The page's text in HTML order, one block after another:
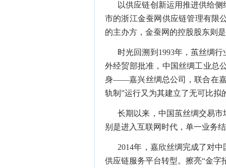
以供应链创新运用推进供给
市的浙江金蚕网供应链管理有限
的主办方，金蚕网的控股股东则
时光回溯到 1993年，茧丝绸行
外经贸部批准，中国丝绸工业总
身——嘉兴丝绸总公司，联合在
轨制 ”运行又为其建立了无可比拟
长期以来，中国茧丝绸交易
别是进入互联网时代，单一业务
2014年，嘉欣丝绸完成了对
供应链服务平台转型。擦亮“金字